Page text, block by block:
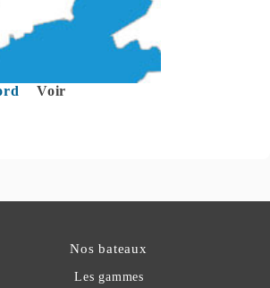
Voir
Nos bateaux
Les gammes